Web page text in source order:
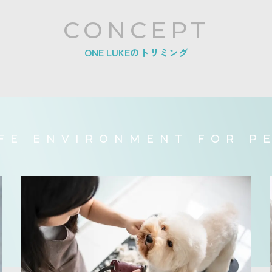
CONCEPT
ONE LUKEのトリミング
ENVIRONMENT FOR